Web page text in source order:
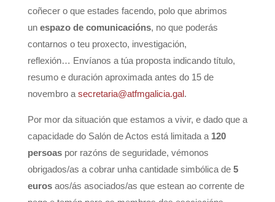
coñecer o que estades facendo, polo que abrimos
un espazo de comunicacións, no que poderás
contarnos o teu proxecto, investigación,
reflexión… Envíanos a túa proposta indicando título,
resumo e duración aproximada antes do 15 de
novembro a secretaria@atfmgalicia.gal.
Por mor da situación que estamos a vivir, e dado que a
capacidade do Salón de Actos está limitada a 120
persoaspor razóns de seguridade, vémonos
obrigados/as a cobrar unha cantidade simbólica de 5
eurosaos/ás asociados/as que estean ao corrente de